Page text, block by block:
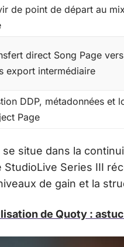
de point de départ au
direct Song Page
export intermédiaire
DDP, métadonnées et
Page
se situe dans la
Series III
de gain et la
de Quoty :